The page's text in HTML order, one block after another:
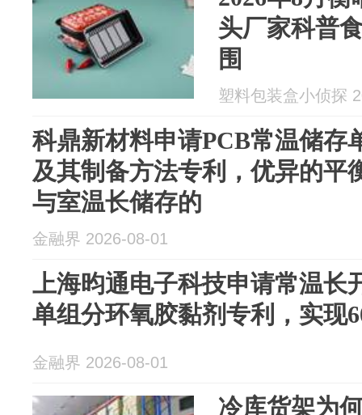
头厂家科普
围
塑料包装盒小侦探
科鼎新材料申请PCB常温储存
及其制备方法专利，优异的平
与室温长储存的
金融界 2026-08-01
上海昀通电子科技申请常温长
单组分环氧胶黏剂专利，实现
金融界 2026-08-01
冷库货架为